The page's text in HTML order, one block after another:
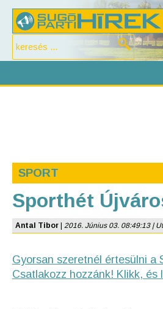
SPORT
Sporthét
Antal Tibor 2016. Június 03. 08:49:13 |
Gyorsan szeretnél értesülni a
Csatlakozz hozzánk! Klikk, és